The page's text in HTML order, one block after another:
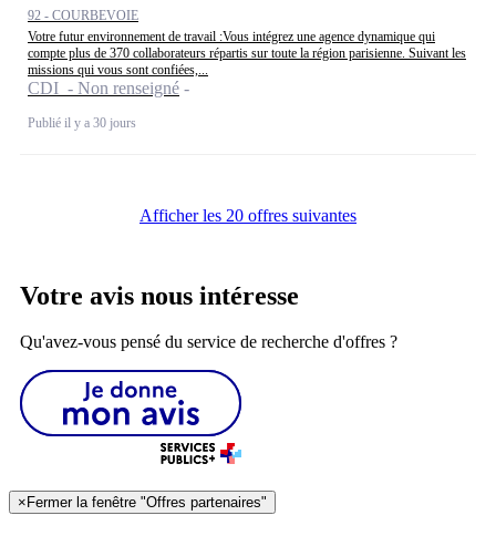
92 - COURBEVOIE
Votre futur environnement de travail :Vous intégrez une agence dynamique qui
compte plus de 370 collaborateurs répartis sur toute la région parisienne. Suivant les
missions qui vous sont confiées,...
CDI - Non renseigné
Publié il y a 30 jours
Afficher les 20 offres suivantes
Votre avis nous intéresse
Qu'avez-vous pensé du service de recherche d'offres ?
× Fermer la fenêtre "Offres partenaires"